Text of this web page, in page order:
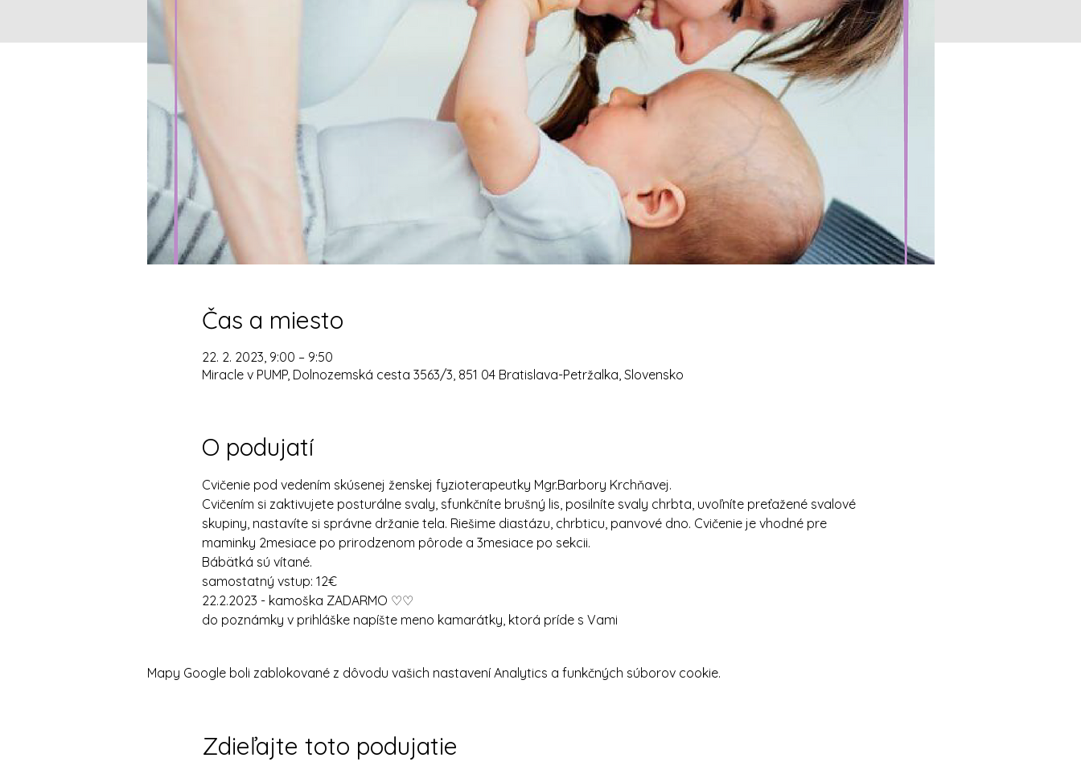
Čas a miesto
22. 2. 2023, 9:00 – 9:50
Miracle v PUMP, Dolnozemská cesta 3563/3, 851 04 Bratislava-Petržalka, Slovensko
O podujatí
Cvičenie pod vedením skúsenej ženskej fyzioterapeutky Mgr.Barbory Krchňavej.
Cvičením si zaktivujete posturálne svaly, sfunkčníte brušný lis, posilníte svaly chrbta, uvoľníte preťažené svalové
skupiny, nastavíte si správne držanie tela. Riešime diastázu, chrbticu, panvové dno. Cvičenie je vhodné pre
maminky 2mesiace po prirodzenom pôrode a 3mesiace po sekcii.
Bábätká sú vítané.
samostatný vstup: 12€
22.2.2023 - kamoška ZADARMO ♡♡
do poznámky v prihláške napíšte meno kamarátky, ktorá príde s Vami
Mapy Google boli zablokované z dôvodu vašich nastavení Analytics a funkčných súborov cookie.
Zdieľajte toto podujatie